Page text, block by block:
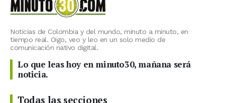
Noticias de Colombia y del mundo, minuto a minuto, en
tiempo real. Oigo, veo y leo en un solo medio de
comunicación nativo digital.
Lo que leas hoy en minuto30, mañana será
noticia.
Todas las secciones